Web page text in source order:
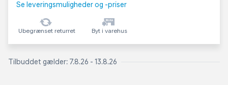
Se leveringsmuligheder og -priser
Ubegrænset returret Byt i varehus
Tilbuddet gælder: 7.8.26 - 13.8.26